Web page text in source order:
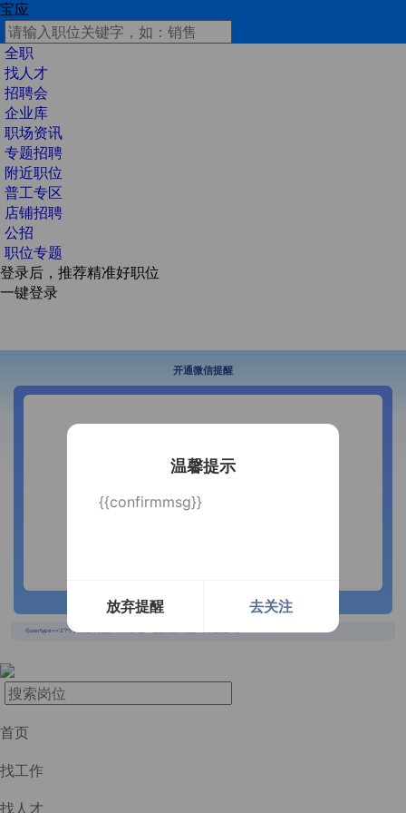
宝应
全职
找人才
招聘会
企业库
职场资讯
专题招聘
附近职位
普工专区
店铺招聘
公招
职位专题
登录后，推荐精准好职位
一键登录
开通微信提醒
{{usertype=='2'?'个人投递实时提醒，招聘更快捷！':'企业回复实时提醒，求职更快捷！'}}
温馨提示
{{confirmmsg}}
放弃提醒 去关注
首页
找工作
找人才